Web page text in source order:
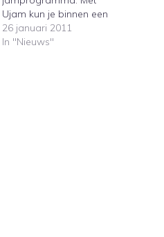
Ujam kun je binnen een
paar minuten een
compleet muziekstuk
26 januari 2011
In "Nieuws"